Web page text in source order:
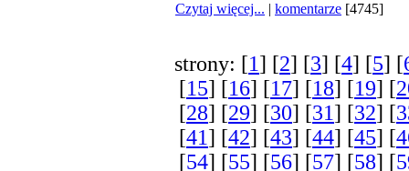
Czytaj więcej... | komentarze [4745]
strony: [1] [2] [3] [4] [5] [
[15] [16] [17] [18] [19] [
[28] [29] [30] [31] [32] [
[41] [42] [43] [44] [45] [
[54] [55] [56] [57] [58] [